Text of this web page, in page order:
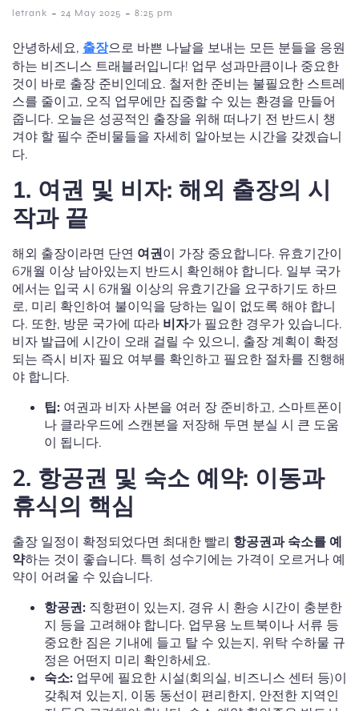
letrank - 24 May 2025 - 8:25 pm
안녕하세요, 출장으로 바쁜 나날을 보내는 모든 분들을 응원
하는 비즈니스 트래블러입니다! 업무 성과만큼이나 중요한
것이 바로 출장 준비인데요. 철저한 준비는 불필요한 스트레
스를 줄이고, 오직 업무에만 집중할 수 있는 환경을 만들어
줍니다. 오늘은 성공적인 출장을 위해 떠나기 전 반드시 챙
겨야 할 필수 준비물들을 자세히 알아보는 시간을 갖겠습니
다.
1. 여권 및 비자: 해외 출장의 시
작과 끝
해외 출장이라면 단연 여권이 가장 중요합니다. 유효기간이
6개월 이상 남아있는지 반드시 확인해야 합니다. 일부 국가
에서는 입국 시 6개월 이상의 유효기간을 요구하기도 하므
로, 미리 확인하여 불이익을 당하는 일이 없도록 해야 합니
다. 또한, 방문 국가에 따라 비자가 필요한 경우가 있습니다.
비자 발급에 시간이 오래 걸릴 수 있으니, 출장 계획이 확정
되는 즉시 비자 필요 여부를 확인하고 필요한 절차를 진행해
야 합니다.
팁: 여권과 비자 사본을 여러 장 준비하고, 스마트폰이
나 클라우드에 스캔본을 저장해 두면 분실 시 큰 도움
이 됩니다.
2. 항공권 및 숙소 예약: 이동과
휴식의 핵심
출장 일정이 확정되었다면 최대한 빨리 항공권과 숙소를 예
약하는 것이 좋습니다. 특히 성수기에는 가격이 오르거나 예
약이 어려울 수 있습니다.
항공권: 직항편이 있는지, 경유 시 환승 시간이 충분한
지 등을 고려해야 합니다. 업무용 노트북이나 서류 등
중요한 짐은 기내에 들고 탈 수 있는지, 위탁 수하물 규
정은 어떤지 미리 확인하세요.
숙소: 업무에 필요한 시설(회의실, 비즈니스 센터 등)이
갖춰져 있는지, 이동 동선이 편리한지, 안전한 지역인